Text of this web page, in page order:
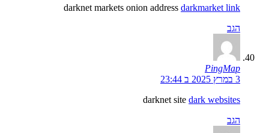
darknet markets onion address darkmarket link
הגב
PingMap
3 במרץ 2025 ב 23:44
darknet site dark websites
הגב